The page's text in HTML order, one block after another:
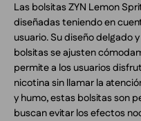
Las bolsitas ZYN Lemon
diseñadas teniendo en
usuario. Su diseño delgado
bolsitas se ajusten
permite a los usuarios
nicotina sin llamar la
y humo, estas bolsitas son
buscan evitar los efectos